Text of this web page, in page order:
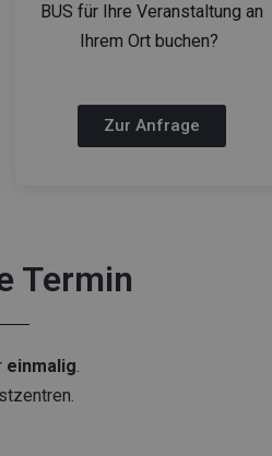
BUS für Ihre Veranstaltung an
Ihrem Ort buchen?
Zur Anfrage
Termin
einmalig.